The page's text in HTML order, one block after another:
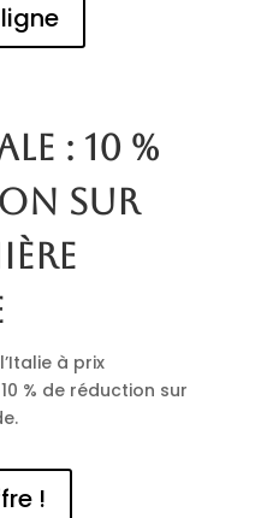
: 10 %
sur
à prix
% de réduction sur
!